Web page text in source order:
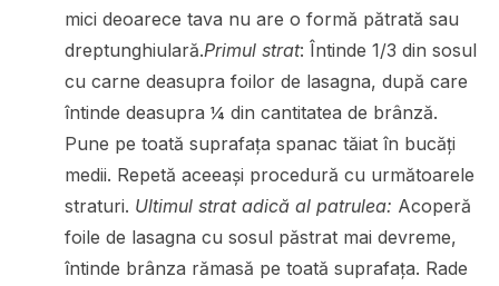
mici deoarece tava nu are o formă pătrată sau
dreptunghiulară.Primul strat: Întinde 1/3 din sosul
cu carne deasupra foilor de lasagna, după care
întinde deasupra ¼ din cantitatea de brânză.
Pune pe toată suprafața spanac tăiat în bucăți
medii. Repetă aceeași procedură cu următoarele
straturi. Ultimul strat adică al patrulea: Acoperă
foile de lasagna cu sosul păstrat mai devreme,
întinde brânza rămasă pe toată suprafața. Rade